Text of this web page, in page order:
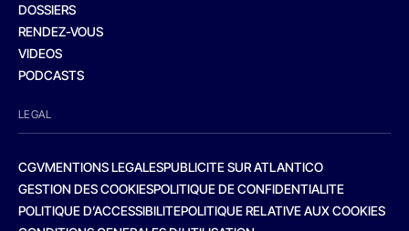
DOSSIERS
RENDEZ-VOUS
VIDEOS
PODCASTS
LEGAL
CGVMENTIONS LEGALESPUBLICITE SUR ATLANTICO
GESTION DES COOKIESPOLITIQUE DE CONFIDENTIALITE
POLITIQUE D’ACCESSIBILITEPOLITIQUE RELATIVE AUX COOKIES